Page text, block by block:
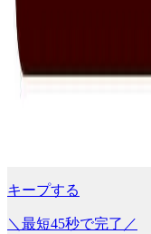
キープする
＼最短45秒で完了／